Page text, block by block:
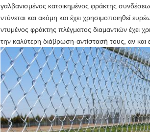
γαλβανισμένος κατοικημένος φράκτης
ντύνεται και ακόμη και έχει χρησιμοποιηθεί
ντυμένος φράκτης πλέγματος διαμαντιών έχει
την καλύτερη διάβρωση-αντίστασή τους, αν και